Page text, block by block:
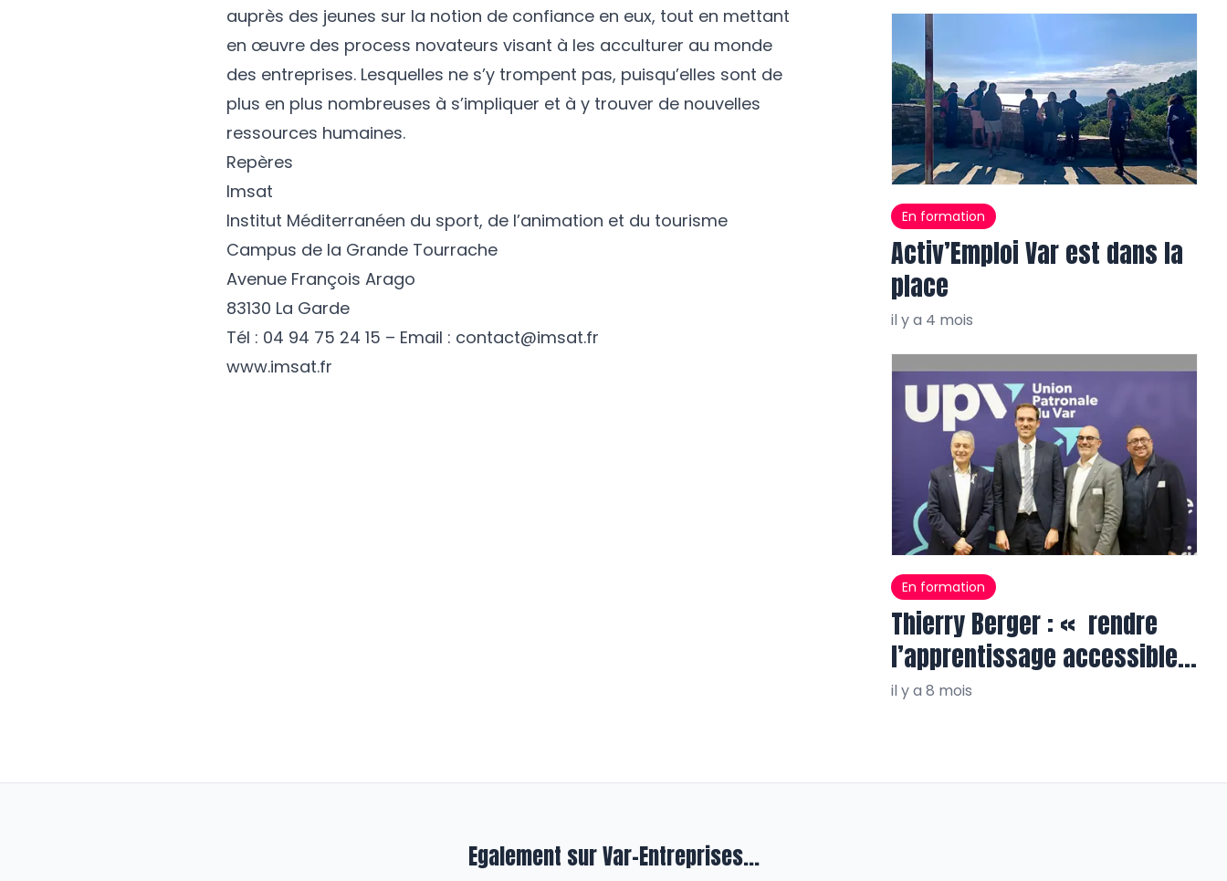
auprès des jeunes sur la notion de confiance en eux, tout en mettant
en œuvre des process novateurs visant à les acculturer au monde
des entreprises. Lesquelles ne s’y trompent pas, puisqu’elles sont de
plus en plus nombreuses à s’impliquer et à y trouver de nouvelles
ressources humaines.
Repères
Imsat
Institut Méditerranéen du sport, de l’animation et du tourisme
Campus de la Grande Tourrache
Avenue François Arago
83130 La Garde
Tél : 04 94 75 24 15 – Email : contact@imsat.fr
www.imsat.fr
En formation
Activ’Emploi Var est dans la
place
il y a 4 mois
En formation
Thierry Berger : « rendre
l’apprentissage accessible à
tous, partout »
il y a 8 mois
Egalement sur Var-Entreprises...